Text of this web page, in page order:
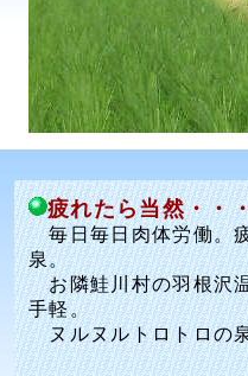
疲れたら当然・・
毎日毎日肉体労働。
泉。
お隣鮭川村の羽根沢
手軽。
ヌルヌルトロトロの